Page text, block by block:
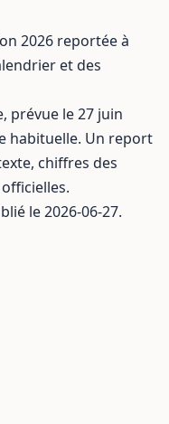
2026 reportée à
et des
prévue le 27 juin
habituelle. Un report
chiffres des
le 2026-06-27.